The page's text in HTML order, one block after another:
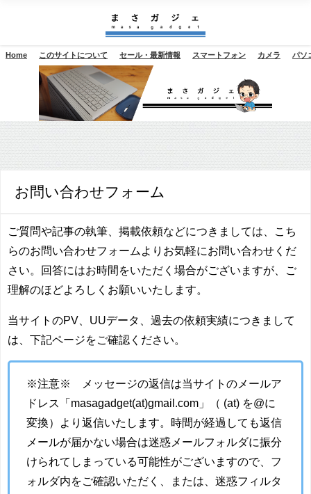
Home このサイトについて セール・最新情報 スマートフォン カメラ パソ
お問い合わせフォーム
ご質問や記事の執筆、掲載依頼などにつきましては、こち
らのお問い合わせフォームよりお気軽にお問い合わせくだ
さい。回答にはお時間をいただく場合がございますが、ご
理解のほどよろしくお願いいたします。
当サイトのPV、UUデータ、過去の依頼実績につきまして
は、下記ページをご確認ください。
※注意※ メッセージの返信は当サイトのメールア
ドレス「masagadget(at)gmail.com」（ (at) を@に
変換）より返信いたします。時間が経過しても返信
メールが届かない場合は迷惑メールフォルダに振分
けられてしまっている可能性がございますので、フ
ォルダ内をご確認いただく、または、迷惑フィルタ